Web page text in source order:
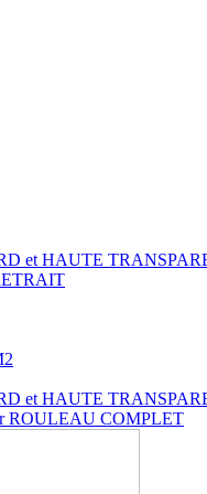
et HAUTE
et HAUTE
ROULEAU COMPLET